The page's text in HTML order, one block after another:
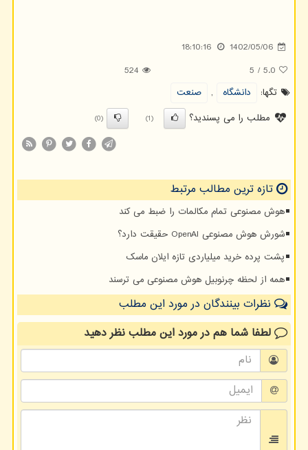
1402/05/06
18:10:16
5.0
/
5
524
تگها:
دانشگاه ,
صنعت
مطلب را می پسندید؟
(1)
(0)
تازه ترین مطالب مرتبط
هوش مصنوعی تمام مکالمات را ضبط می کند
شورش هوش مصنوعی OpenAI حقیقت دارد؟
پشت پرده خرید میلیاردی تازه ایلان ماسک
همه از لحظه چرنوبیل هوش مصنوعی می ترسند
نظرات بینندگان در مورد این مطلب
لطفا شما همدر مورد این مطلبنظر دهید